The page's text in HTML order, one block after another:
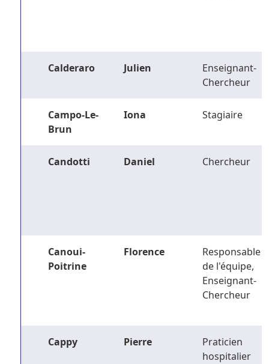
Calderaro Julien
Enseignant-
Chercheur
Campo-Le-
Brun
Iona Stagiaire
Candotti Daniel Chercheur
Canoui-
Poitrine
Florence
Responsable
de l'équipe,
Enseignant-
Chercheur
Cappy Pierre
Praticien
hospitalier